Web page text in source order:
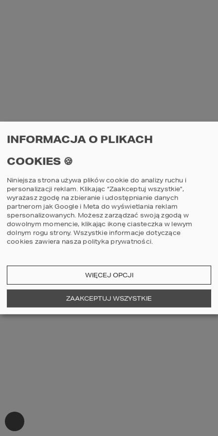
AN UNEXPECTED ERROR HAS OCCURRED
INFORMACJA O PLIKACH
COOKIES 🍪
Niniejsza strona używa plików cookie do analizy ruchu i
personalizacji reklam. Klikając “Zaakceptuj wszystkie”,
wyrażasz zgodę na zbieranie i udostępnianie danych
partnerom jak Google i Meta do wyświetlania reklam
spersonalizowanych. Możesz zarządzać swoją zgodą w
dowolnym momencie, klikając ikonę ciasteczka w lewym
dolnym rogu strony. Wszystkie informacje dotyczące
cookies zawiera nasza polityka prywatności.
WIĘCEJ OPCJI
ZAAKCEPTUJ WSZYSTKIE